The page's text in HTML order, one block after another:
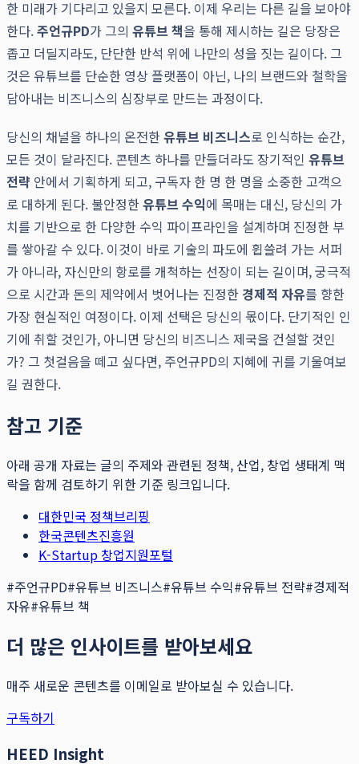
한 미래가 기다리고 있을지 모른다. 이제 우리는 다른 길을 보아야
한다.주언규PD가 그의 유튜브 책을 통해 제시하는 길은 당장은
좁고 더딜지라도, 단단한 반석 위에 나만의 성을 짓는 길이다. 그
것은 유튜브를 단순한 영상 플랫폼이 아닌, 나의 브랜드와 철학을
담아내는 비즈니스의 심장부로 만드는 과정이다.
당신의 채널을 하나의 온전한유튜브 비즈니스로 인식하는 순간,
모든 것이 달라진다. 콘텐츠 하나를 만들더라도 장기적인 유튜브
전략 안에서 기획하게 되고, 구독자 한 명 한 명을 소중한 고객으
로 대하게 된다. 불안정한유튜브 수익에 목매는 대신, 당신의 가
치를 기반으로 한 다양한 수익 파이프라인을 설계하며 진정한 부
를 쌓아갈 수 있다. 이것이 바로 기술의 파도에 휩쓸려 가는 서퍼
가 아니라, 자신만의 항로를 개척하는 선장이 되는 길이며, 궁극적
으로 시간과 돈의 제약에서 벗어나는 진정한 경제적 자유를 향한
가장 현실적인 여정이다. 이제 선택은 당신의 몫이다. 단기적인 인
기에 취할 것인가, 아니면 당신의 비즈니스 제국을 건설할 것인
가? 그 첫걸음을 떼고 싶다면, 주언규PD의 지혜에 귀를 기울여보
길 권한다.
참고 기준
아래 공개 자료는 글의 주제와 관련된 정책, 산업, 창업 생태계 맥
락을 함께 검토하기 위한 기준 링크입니다.
대한민국 정책브리핑
한국콘텐츠진흥원
K-Startup 창업지원포털
#주언규PD#유튜브 비즈니스#유튜브 수익#유튜브 전략#경제적
자유#유튜브 책
더 많은 인사이트를 받아보세요
매주 새로운 콘텐츠를 이메일로 받아보실 수 있습니다.
구독하기
HEED Insight